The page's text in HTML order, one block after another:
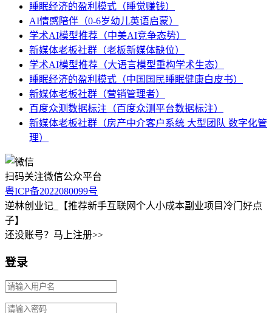
睡眠经济的盈利模式（睡觉赚钱）
AI情感陪伴（0-6岁幼儿英语启蒙）
学术AI模型推荐（中美AI竞争态势）
新媒体老板社群（老板新媒体缺位）
学术AI模型推荐（大语言模型重构学术生态）
睡眠经济的盈利模式（中国国民睡眠健康白皮书）
新媒体老板社群（营销管理者）
百度众测数据标注（百度众测平台数据标注）
新媒体老板社群（房产中介客户系统 大型团队 数字化管
理）
扫码关注微信公众平台
粤ICP备2022080099号
逆林创业记_【推荐新手互联网个人小成本副业项目冷门好点
子】
还没账号？马上注册>>
登录